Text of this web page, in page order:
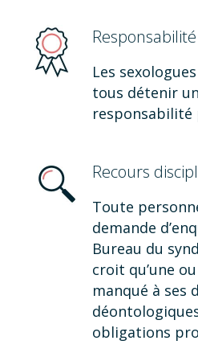
Les
tous détenir
responsabilité
Recours
Toute
demande
Bureau du
croit qu’une
manqué à ses
obligations